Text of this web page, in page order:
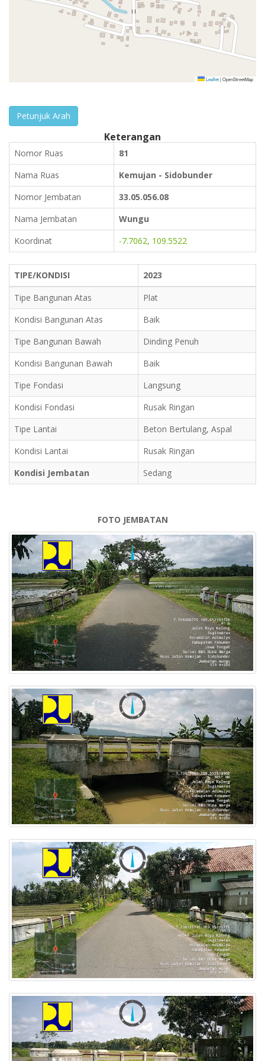
Leaflet|OpenStreetMap
Petunjuk Arah
Keterangan
Nomor Ruas
81
Nama Ruas
Kemujan - Sidobunder
Nomor Jembatan
33.05.056.08
Nama Jembatan
Wungu
Koordinat
-7.7062, 109.5522
TIPE/KONDISI
2023
Tipe Bangunan Atas
Plat
Kondisi Bangunan Atas
Baik
Tipe Bangunan Bawah
Dinding Penuh
Kondisi Bangunan Bawah
Baik
Tipe Fondasi
Langsung
Kondisi Fondasi
Rusak Ringan
Tipe Lantai
Beton Bertulang, Aspal
Kondisi Lantai
Rusak Ringan
Kondisi Jembatan
Sedang
FOTO JEMBATAN